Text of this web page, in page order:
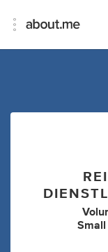
Small